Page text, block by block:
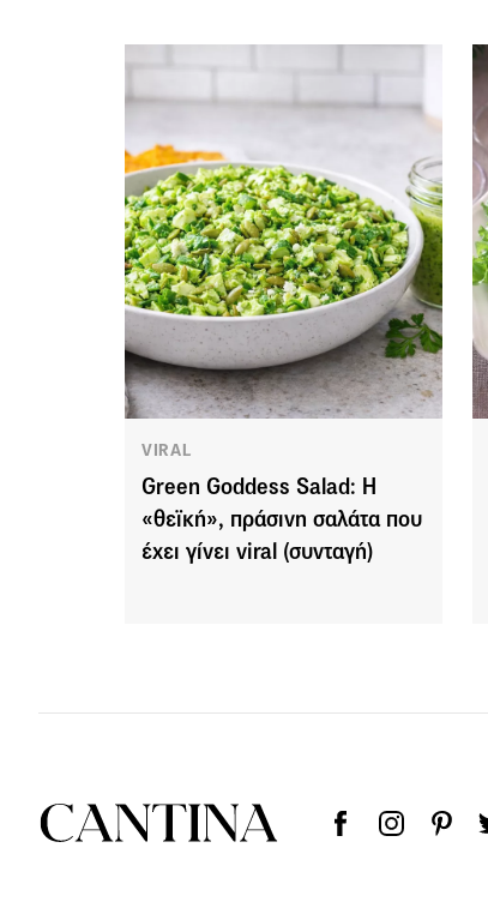
VIRAL
Green Goddess Salad: H
«θεϊκή», πράσινη σαλάτα που
έχει γίνει viral (συνταγή)